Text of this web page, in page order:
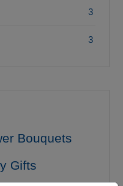
3
3
Bouquets
Gifts